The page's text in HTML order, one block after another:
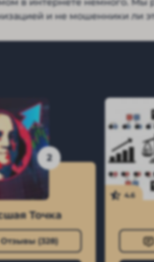
и не мошенники ли
2
Точка
Отзывы (328)
4.6